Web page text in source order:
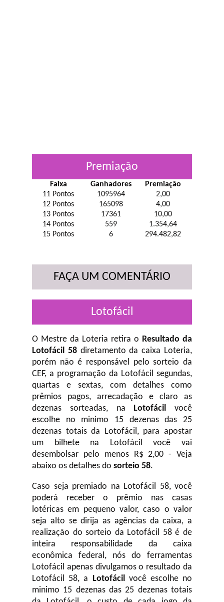
Premiação
Faixa Ganhadores
Premiação
11 Pontos
1095964
2,00
12 Pontos
165098
4,00
13 Pontos
17361
10,00
14 Pontos
559
1.354,64
15 Pontos
6 294.482,82
FAÇA UM COMENTÁRIO
Lotofácil
O Mestre da Loteria retira o Resultado da
Lotofácil 58diretamento da caixa Loteria,
porém não é responsável pelo sorteio da
CEF, a programação da Lotofácil segundas,
quartas e sextas, com detalhes como
prêmios pagos, arrecadação e claro as
dezenas sorteadas, na Lotofácil você
escolhe no minimo 15 dezenas das 25
dezenas totais da Lotofácil, para apostar
um bilhete na Lotofácil você vai
desembolsar pelo menos R$ 2,00 - Veja
abaixo os detalhes do sorteio 58.
Caso seja premiado na Lotofácil 58, você
poderá receber o prêmio nas casas
lotéricas em pequeno valor, caso o valor
seja alto se dirija as agências da caixa, a
realização do sorteio da Lotofácil 58 é de
inteira responsabilidade da caixa
econômica federal, nós do ferramentas
Lotofácil apenas divulgamos o resultado da
Lotofácil 58, a Lotofácilvocê escolhe no
minimo 15 dezenas das 25 dezenas totais